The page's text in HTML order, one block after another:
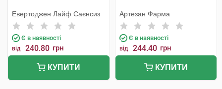
Евертоджен Лайф Саєнсиз
Є в наявності
від 240.80 грн
КУПИТИ
Артезан Фарма
Є в наявності
від 244.40 грн
КУПИТИ